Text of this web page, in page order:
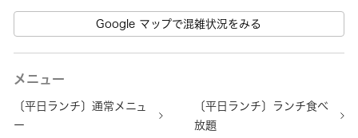
Google マップで混雑状況をみる
メニュー
〔平日ランチ〕通常メニュ
ー
〔平日ランチ〕ランチ食べ
放題